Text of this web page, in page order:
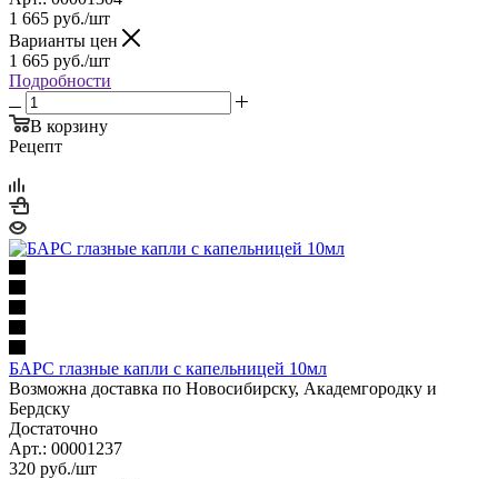
1 665 руб./шт
Варианты цен
1 665 руб./шт
Подробности
В корзину
Рецепт
БАРС глазные капли с капельницей 10мл
Возможна доставка по Новосибирску, Академгородку и
Бердску
Достаточно
Арт.: 00001237
320 руб./шт